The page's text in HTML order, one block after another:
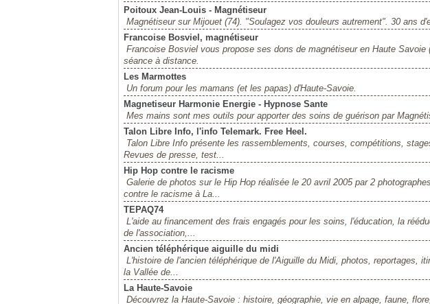
Poitoux Jean-Louis - Magnétiseur
Magnétiseur sur Mijouet (74). "Soulagez vos douleurs autrement". 30 ans
Francoise Bosviel, magnétiseur
Francoise Bosviel vous propose ses dons de magnétiseur en Haute
séance à distance.
Les Marmottes
Un forum pour les mamans (et les papas) d'Haute-Savoie.
Magnetiseur Harmonie Energie - Hypnose Sante
Mes mains sont mes outils pour apporter des soins de guérison par
Talon Libre Info, l'info Telemark. Free Heel.
Talon Libre Info présente les rassemblements, courses, compétitions,
Revues de presse, test...
Hip Hop contre le racisme
Galerie de photos sur le Hip Hop réalisée le 20 avril 2005 par 2
contre le racisme à La...
TEPAQ74
L'aide au financement des frais engagés pour les soins, l'éducation, la
de l'association,...
Ancien téléphérique aiguille du midi
L'histoire de l'ancien téléphérique de l'Aiguille du Midi, photos, reportages,
la Vallée de...
La Haute-Savoie
Découvrez la Haute-Savoie : histoire, géographie, vie en alpage, faune,